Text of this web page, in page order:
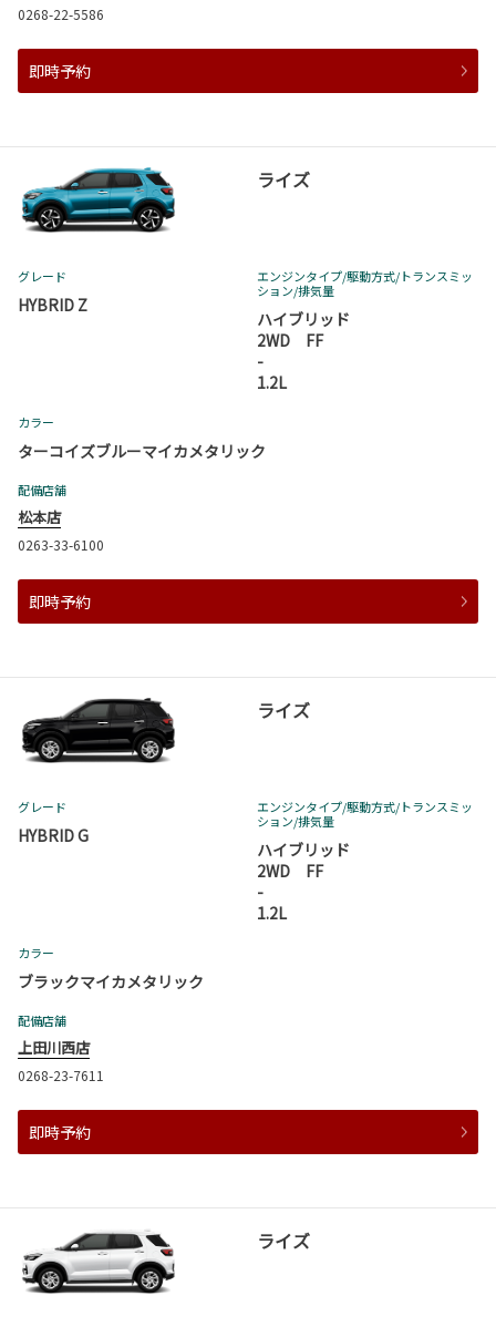
0268-22-5586
即時予約
ライズ
グレード
HYBRID Z
エンジンタイプ/駆動方式/トランスミッ
ション/排気量
ハイブリッド
2WD FF
-
1.2L
カラー
ターコイズブルーマイカメタリック
配備店舗
松本店
0263-33-6100
即時予約
ライズ
グレード
HYBRID G
エンジンタイプ/駆動方式/トランスミッ
ション/排気量
ハイブリッド
2WD FF
-
1.2L
カラー
ブラックマイカメタリック
配備店舗
上田川西店
0268-23-7611
即時予約
ライズ